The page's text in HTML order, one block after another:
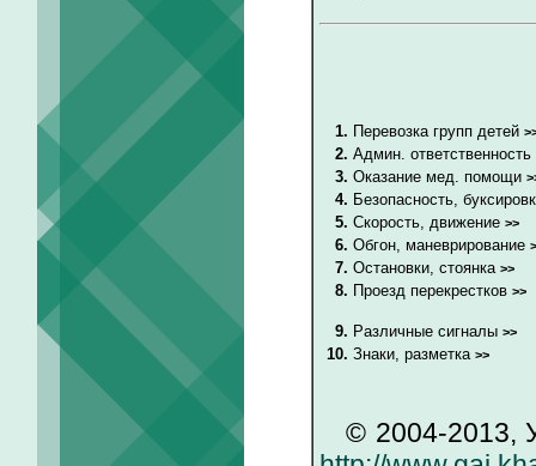
1. Перевозка групп детей
2. Админ. ответственность
3. Оказание мед. помощи
4. Безопасность,
5. Скорость, движение >>
6. Обгон, маневрирование
7. Остановки, стоянка >>
8. Проезд перекрестков >>
9. Различные сигналы >>
10. Знаки, разметка >>
© 2004-2013,